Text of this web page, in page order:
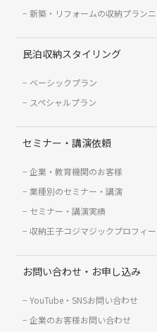
新築・リフォームの収納プラン
民泊収納スタイリング
ベーシックプラン
スペシャルプラン
セミナー・講演依頼
企業・教育機関のお客様
業種別のセミナー・講演
セミナー・講演実績
収納王子コジマジックプロフィ
お問い合わせ・お申し込み
YouTube・SNSお問い合わせ
企業のお客様お問い合わせ